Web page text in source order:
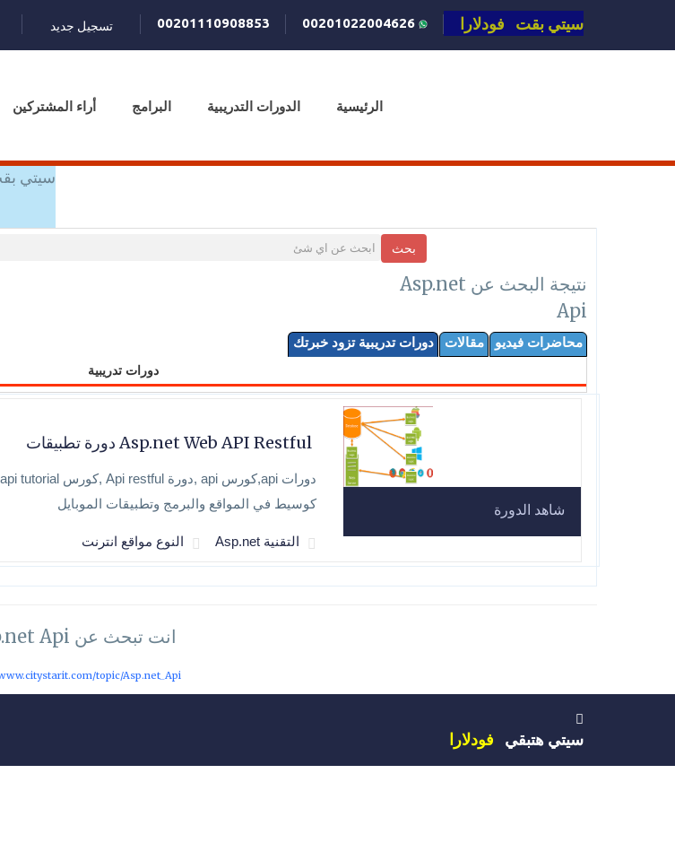
سيتي بقت فودلارا 00201110908853 تسجيل جديد
الرئيسية الدورات التدريبية البرامج أراء المشتركين
سيتي
بحث
نتيجة البحث عن Asp.net
Api
محاضرات فيديو مقالات دورات تدريبية تزود خبرتك
دورات تدريبية
شاهد الدورة
Asp.net Web API Restful دورة تطبيقات
كوسيط في المواقع والبرمج وتطبيقات الموبايل
التقنية Asp.net النوع مواقع انترنت
انت تبحث عن Asp.net Api
topic/Asp.net_Api
سيتي هتبقي فودلارا